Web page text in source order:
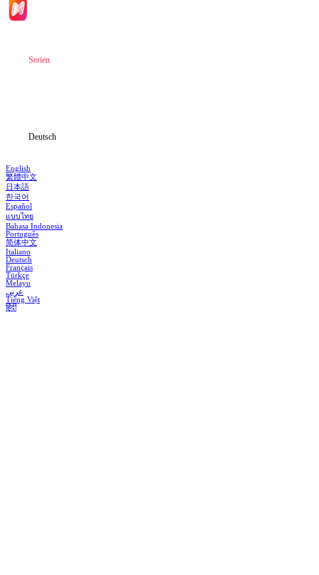
Serien
Deutsch
English
繁體中文
日本語
한국어
Español
แบบไทย
Bahasa Indonesia
Português
简体中文
Italiano
Deutsch
Français
Türkçe
Melayu
عربي
Tiếng Việt
हिंदी